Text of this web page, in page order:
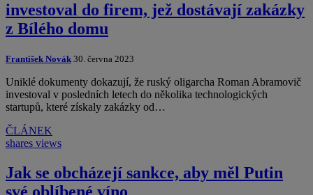
investoval do firem, jež dostávají zakázky
z Bílého domu
František Novák 30. června 2023
Uniklé dokumenty dokazují, že ruský oligarcha Roman Abramovič
investoval v posledních letech do několika technologických
startupů, které získaly zakázky od…
ČLÁNEK
shares views
Jak se obcházejí sankce, aby měl Putin